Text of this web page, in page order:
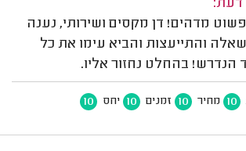
דעת:
מדהים! דן מקסים ושירותי, נענה
והתייעצות והביא עימו את כל
הנדרש! בהחלט נחזור אליו.
10 מחיר 10 זמנים 10 יחס 10